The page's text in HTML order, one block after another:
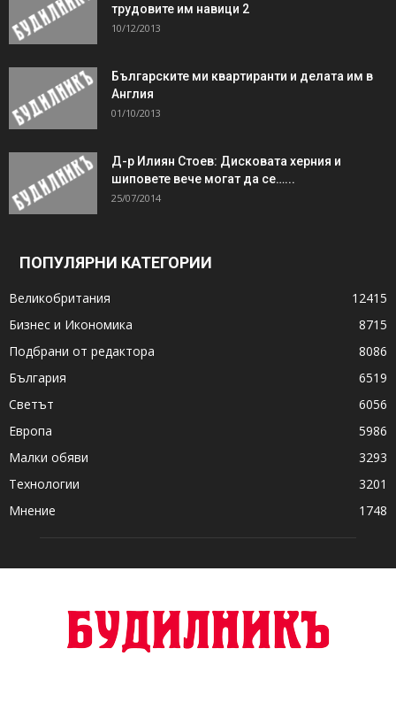
трудовите им навици 2
10/12/2013
Българските ми квартиранти и делата им в
Англия
01/10/2013
Д-р Илиян Стоев: Дисковата херния и
шиповете вече могат да се…...
25/07/2014
ПОПУЛЯРНИ КАТЕГОРИИ
Великобритания
12415
Бизнес и Икономика
8715
Подбрани от редактора
8086
България
6519
Светът
6056
Европа
5986
Малки обяви
3293
Технологии
3201
Мнение
1748